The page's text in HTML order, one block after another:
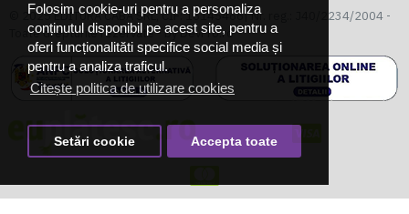
Folosim cookie-uri pentru a personaliza
conținutul disponibil pe acest site, pentru a
oferi funcționalităti specifice social media și
pentru a analiza traficul.
Citește politica de utilizare cookies
Setări cookie Accepta toate
© 2025 EDITURA CABA SRL, CIF: 16145466| Nr. reg.: J40/2234/2004 -
Toate drepturile rezervate - by DevPro.ro